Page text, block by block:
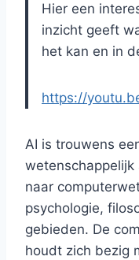
Hier een
inzicht geeft
het kan en in
https://
AI is trouwens
naar
psychologie,
gebieden. De
houdt zich bezig